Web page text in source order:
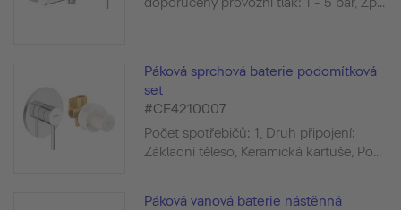
Páková sprchová baterie podomítková
set
#CE4210007
Počet spotřebičů: 1, Druh připojení:
Základní těleso, Keramická kartuše, Po...
Páková vanová baterie nástěnná